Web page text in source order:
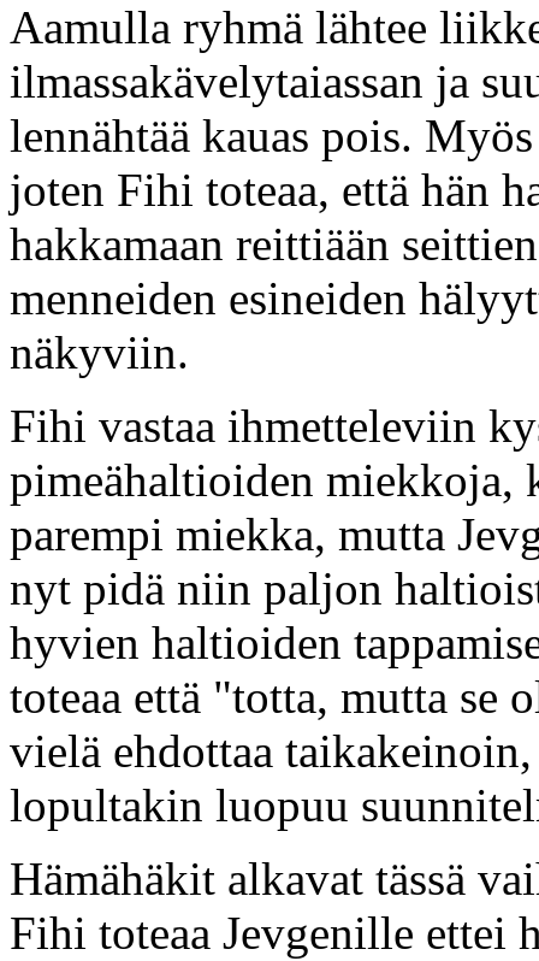
Aamulla ryhmä lähtee
ilmassakävelytaiassan ja
lennähtää kauas pois.
joten Fihi toteaa, että hän
hakkamaan reittiään
menneiden esineiden
näkyviin.
Fihi vastaa ihmetteleviin
pimeähaltioiden miekkoja,
parempi miekka, mutta
nyt pidä niin paljon
hyvien haltioiden
toteaa että "totta, mutta se
vielä ehdottaa
lopultakin luopuu
Hämähäkit alkavat tässä
Fihi toteaa Jevgenille ettei